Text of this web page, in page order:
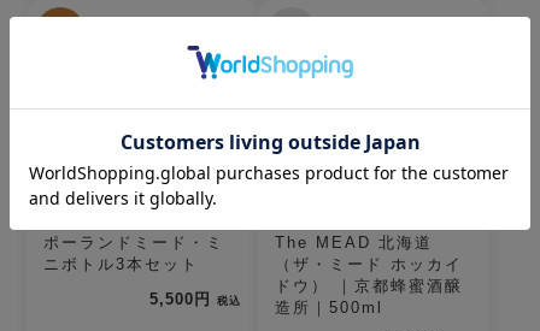
ポーランドミード・ミ
ニボトル3本セット
5,500円
税込
The MEAD 北海道
（ザ・ミード ホッカイ
ドウ） ｜京都蜂蜜酒醸
造所｜500ml